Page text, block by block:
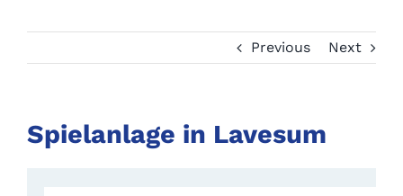
Previous Next
Spielanlage in Lavesum